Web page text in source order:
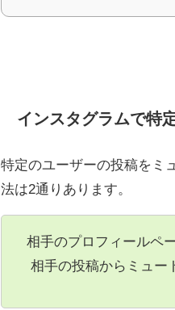
インスタグラムで特
特定のユーザーの投稿をミ
法は2通りあります。
相手のプロフィールペ
相手の投稿からミュー